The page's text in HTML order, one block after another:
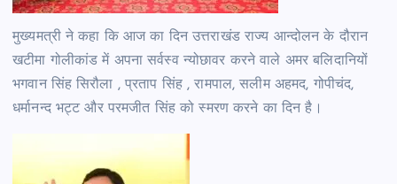
मुख्यमत्री ने कहा कि आज का दिन उत्तराखंड राज्य आन्दोलन के दौरान
खटीमा गोलीकांड में अपना सर्वस्व न्योछावर करने वाले अमर बलिदानियों
भगवान सिंह सिरौला , प्रताप सिंह , रामपाल, सलीम अहमद, गोपीचंद,
धर्मानन्द भट्ट और परमजीत सिंह को स्मरण करने का दिन है।